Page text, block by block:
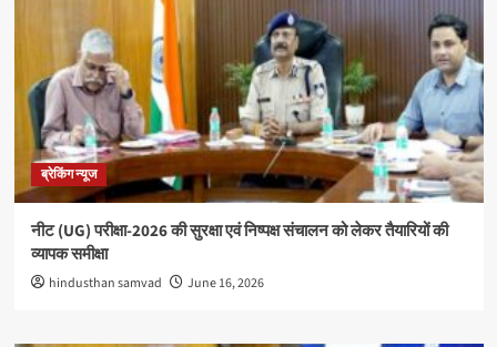
ब्रेकिंग न्यूज
नीट (UG) परीक्षा-2026 की सुरक्षा एवं निष्पक्ष संचालन को लेकर तैयारियों की
व्यापक समीक्षा
hindusthan samvad June 16, 2026